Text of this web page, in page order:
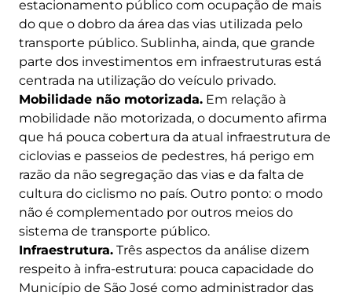
estacionamento público com ocupação de mais
do que o dobro da área das vias utilizada pelo
transporte público. Sublinha, ainda, que grande
parte dos investimentos em infraestruturas está
centrada na utilização do veículo privado.
Mobilidade não motorizada. Em relação à
mobilidade não motorizada, o documento afirma
que há pouca cobertura da atual infraestrutura de
ciclovias e passeios de pedestres, há perigo em
razão da não segregação das vias e da falta de
cultura do ciclismo no país. Outro ponto: o modo
não é complementado por outros meios do
sistema de transporte público.
Infraestrutura. Três aspectos da análise dizem
respeito à infra-estrutura: pouca capacidade do
Município de São José como administrador das